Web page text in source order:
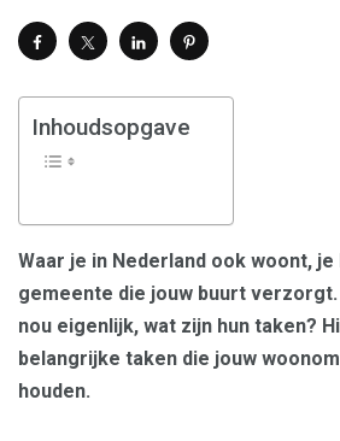
Inhoudsopgave
Waar je in Nederland ook woont,
gemeente die jouw buurt
nou eigenlijk, wat zijn hun taken?
belangrijke taken die jouw
houden.